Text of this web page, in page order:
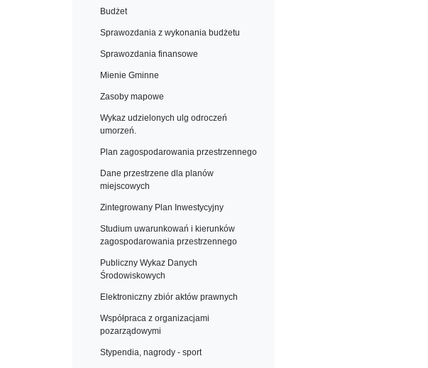
Budżet
Sprawozdania z wykonania budżetu
Sprawozdania finansowe
Mienie Gminne
Zasoby mapowe
Wykaz udzielonych ulg odroczeń
umorzeń.
Plan zagospodarowania przestrzennego
Dane przestrzene dla planów
miejscowych
Zintegrowany Plan Inwestycyjny
Studium uwarunkowań i kierunków
zagospodarowania przestrzennego
Publiczny Wykaz Danych
Środowiskowych
Elektroniczny zbiór aktów prawnych
Współpraca z organizacjami
pozarządowymi
Stypendia, nagrody - sport